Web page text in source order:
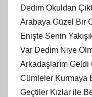
Dedim Okuldan
Arabaya Güzel Bir
Enişte Senin
Var Dedim Niye
Arkadaşlarım
Cümleler Kurmaya
Geçtiler Kızlar ile